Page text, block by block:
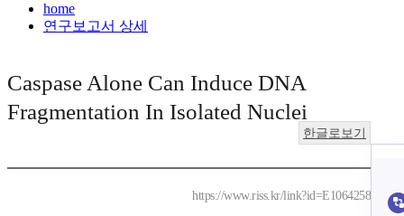
home
연구보고서 상세
Caspase Alone Can Induce DNA
Fragmentation In Isolated Nuclei
한글로보기
https://www.riss.kr/link?id=E1064258